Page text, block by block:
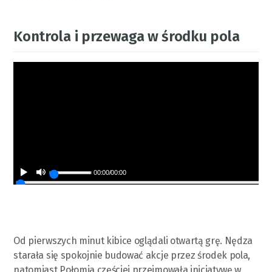
Kontrola i przewaga w środku pola
00:00/00:00
Od pierwszych minut kibice oglądali otwartą grę. Nędza
starała się spokojnie budować akcje przez środek pola,